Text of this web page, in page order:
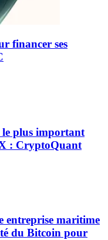
financer ses
le plus important
: CryptoQuant
entreprise maritime
du Bitcoin pour